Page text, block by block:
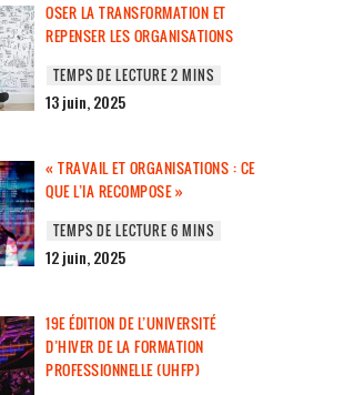
OSER LA TRANSFORMATION ET
REPENSER LES ORGANISATIONS
13 juin, 2025
« TRAVAIL ET ORGANISATIONS : CE
QUE L’IA RECOMPOSE »
12 juin, 2025
19E ÉDITION DE L’UNIVERSITÉ
D’HIVER DE LA FORMATION
PROFESSIONNELLE (UHFP)